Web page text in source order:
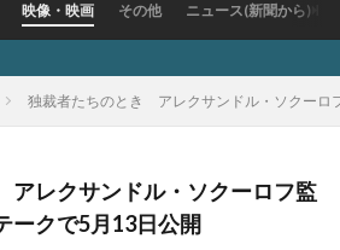
映像・映画 その他 ニュース(新聞から)
独裁者たちのとき アレクサンドル・ソクー
レクサンドル・ソクーロフ監
クで5月13日公開